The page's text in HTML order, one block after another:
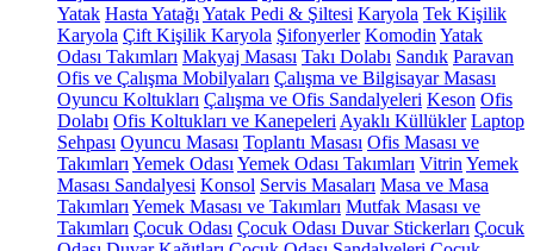
Yatak Hasta Yatağı Yatak Pedi & Şiltesi Karyola Tek Kişilik
Karyola Çift Kişilik Karyola Şifonyerler Komodin Yatak
Odası Takımları Makyaj Masası Takı Dolabı Sandık Paravan
Ofis ve Çalışma Mobilyaları Çalışma ve Bilgisayar Masası
Oyuncu Koltukları Çalışma ve Ofis Sandalyeleri Keson Ofis
Dolabı Ofis Koltukları ve Kanepeleri Ayaklı Küllükler Laptop
Sehpası Oyuncu Masası Toplantı Masası Ofis Masası ve
Takımları Yemek Odası Yemek Odası Takımları Vitrin Yemek
Masası Sandalyesi Konsol Servis Masaları Masa ve Masa
Takımları Yemek Masası ve Takımları Mutfak Masası ve
Takımları Çocuk Odası Çocuk Odası Duvar Stickerları Çocuk